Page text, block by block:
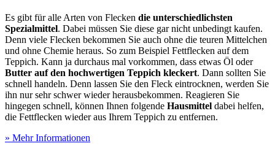
Es gibt für alle Arten von Flecken die unterschiedlichsten
Spezialmittel. Dabei müssen Sie diese gar nicht unbedingt kaufen.
Denn viele Flecken bekommen Sie auch ohne die teuren Mittelchen
und ohne Chemie heraus. So zum Beispiel Fettflecken auf dem
Teppich. Kann ja durchaus mal vorkommen, dass etwas Öl oder
Butter auf den hochwertigen Teppich kleckert. Dann sollten Sie
schnell handeln. Denn lassen Sie den Fleck eintrocknen, werden Sie
ihn nur sehr schwer wieder herausbekommen. Reagieren Sie
hingegen schnell, können Ihnen folgende Hausmittel dabei helfen,
die Fettflecken wieder aus Ihrem Teppich zu entfernen.
» Mehr Informationen